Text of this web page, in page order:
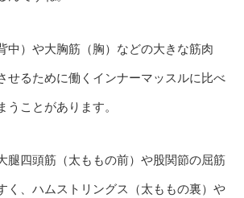
中）や大胸筋（胸）などの大きな筋肉
せるために働くインナーマッスルに比べ
ことがあります。
腿四頭筋（太ももの前）や股関節の屈筋
く、ハムストリングス（太ももの裏）や